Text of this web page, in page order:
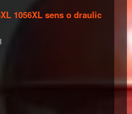
1056XL sens o draulic